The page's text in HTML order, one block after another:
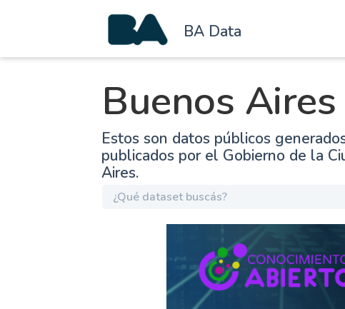
BA Data
Buenos
Estos son datos públicos
publicados por el Gobierno de la
Aires.